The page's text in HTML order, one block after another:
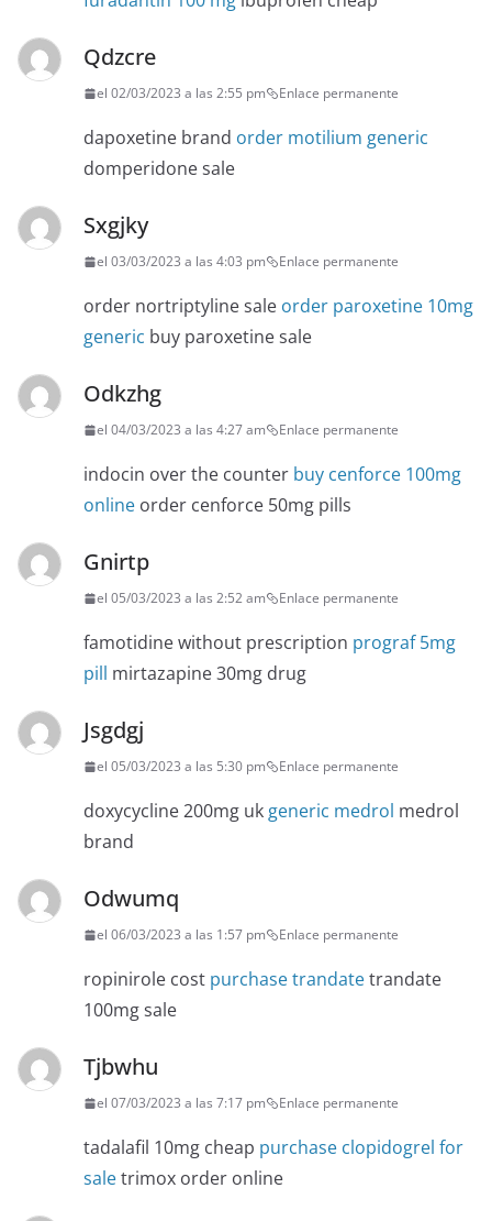
Qdzcre
el 02/03/2023 a las 2:55 pm Enlace permanente
dapoxetine brand order motilium generic
domperidone sale
Sxgjky
el 03/03/2023 a las 4:03 pm Enlace permanente
order nortriptyline sale order paroxetine 10mg
generic buy paroxetine sale
Odkzhg
el 04/03/2023 a las 4:27 am Enlace permanente
indocin over the counter buy cenforce 100mg
online order cenforce 50mg pills
Gnirtp
el 05/03/2023 a las 2:52 am Enlace permanente
famotidine without prescription prograf 5mg
pill mirtazapine 30mg drug
Jsgdgj
el 05/03/2023 a las 5:30 pm Enlace permanente
doxycycline 200mg ukgeneric medrol medrol
brand
Odwumq
el 06/03/2023 a las 1:57 pm Enlace permanente
ropinirole cost purchase trandatetrandate
100mg sale
Tjbwhu
el 07/03/2023 a las 7:17 pm Enlace permanente
tadalafil 10mg cheap purchase clopidogrel for
saletrimox order online